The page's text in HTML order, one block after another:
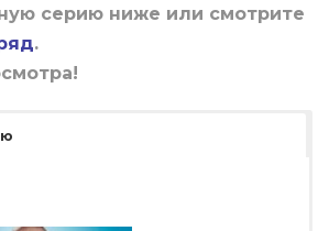
серию ниже или смотрите
.